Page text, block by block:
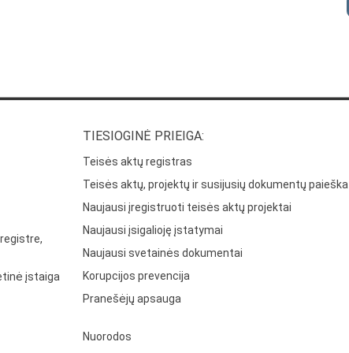
įstaiga
TIESIOGINĖ PRIEIGA:
Teisės aktų registras
Teisės aktų, projektų ir susijusių dokumentų paieška
Naujausi įregistruoti teisės aktų projektai
Naujausi įsigalioję įstatymai
Naujausi svetainės dokumentai
Korupcijos prevencija
Pranešėjų apsauga
Nuorodos